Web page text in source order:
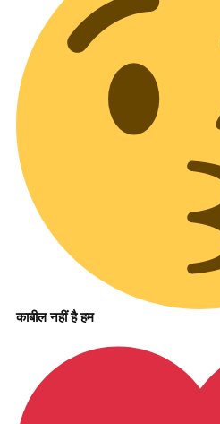
काबील नहीं है हम